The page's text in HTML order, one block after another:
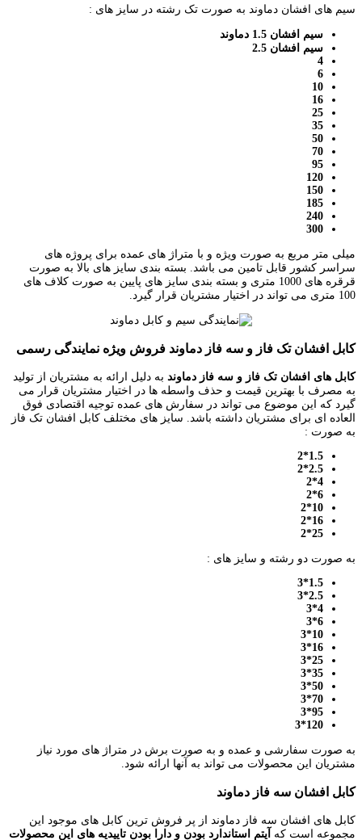
سیم های افشان دماوند به صورت تک رشته در سایز های :
سیم افشان 1.5 دماوند
سیم افشان 2.5
4
6
10
16
25
35
50
70
95
120
150
185
240
300
میلی متر مربع به صورت ویژه و با متراژ های عمده برای پروژه های
سراسر کشور قابل تامین می باشد. بسته بندی سایز های بالا به صورت
قرقره های 1000 متری و بسته بندی سایز های پایین به صورت کلاف های
100 متری می تواند در اختیار مشتریان قرار گیرد.
کابل افشان تک فاز و سه فاز دماوند فروش ویژه نمایندگی رسمی
کابل های افشان تک فاز و سه فاز دماوند به دلیل ارائه به مشتریان از تولید
به مصرف با بهترین قیمت و حذف واسطه ها در اختیار مشتریان قرار می
گیرد که این موضوع می تواند در سفارش های عمده توجیه اقتصادی فوق
العاده ای برای مشتریان داشته باشد. سایز های مختلف کابل افشان تک فاز
به صورت :
1.5*2
2.5*2
4*2
6*2
10*2
16*2
25*2
به صورت دو رشته و سایز های :
1.5*3
2.5*3
4*3
6*3
10*3
16*3
25*3
35*3
50*3
70*3
95*3
120*3
به صورت سفارشی و عمده و به صورت برش در متراژ های مورد نیاز
مشتریان این محصولات می تواند به آنها ارائه شود.
کابل افشان سه فاز دماوند
کابل های افشان سه فاز دماوند از پر فروش ترین کابل های موجود این
مجموعه است که آیتم استاندارد بودن و دارا بودن تاییدیه های این محصولات